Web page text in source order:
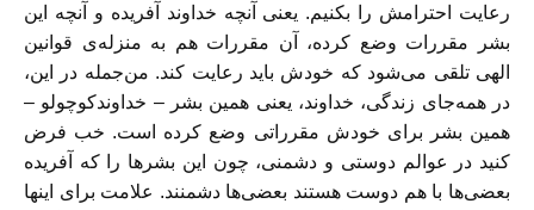
رعایت احترامش را بکنیم. یعنی آنچه خداوند آفریده و آنچه این
بشر مقررات وضع کرده، آن مقررات هم به منزله‌ی قوانین
الهی تلقی می‌شود که خودش باید رعایت کند. من‌جمله در این،
در همه‌جای زندگی، خداوند، یعنی همین بشر – خداوندکوچولو –
همین بشر برای خودش مقرراتی وضع کرده است. خب فرض
کنید در عوالم دوستی و دشمنی، چون این بشرها را که آفریده
بعضی‌ها با هم دوست هستند بعضی‌ها دشمنند. علامت برای اینها